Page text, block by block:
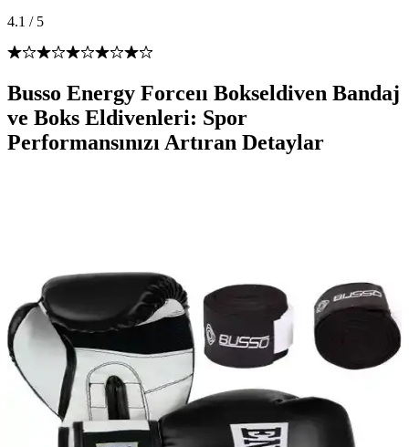
4.1 / 5
Busso Energy Forceıı Bokseldiven Bandaj
ve Boks Eldivenleri: Spor
Performansınızı Artıran Detaylar